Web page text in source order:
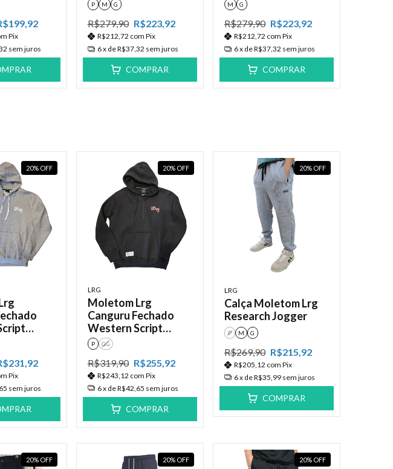
Pix
sem juros
P M G
R$279,90 R$223,92
R$212,72 com Pix
6x deR$37,32 sem juros
COMPRAR
M G
R$279,90 R$223,92
R$212,72 com Pix
6x deR$37,32 sem juros
COMPRAR
20% OFF
Pix
sem juros
20% OFF
LRG
Moletom Lrg
Canguru Fechado
Western Script
Hoodie
P GG
R$319,90 R$255,92
R$243,12 com Pix
6x deR$42,65 sem juros
COMPRAR
20% OFF
LRG
Calça Moletom Lrg
Research Jogger
P M G
R$269,90 R$215,92
R$205,12 com Pix
6x deR$35,99 sem juros
COMPRAR
20% OFF 20% OFF 20% OFF